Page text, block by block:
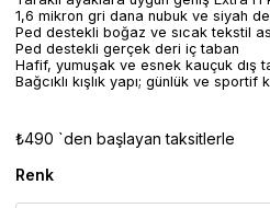
1,6 mikron gri dana nubuk ve siyah
Ped destekli boğaz ve sıcak tekstil
Ped destekli gerçek deri iç taban
Hafif, yumuşak ve esnek kauçuk dış
Bağcıklı kışlık yapı; günlük ve sportif
₺490 `den başlayan taksitlerle
Renk